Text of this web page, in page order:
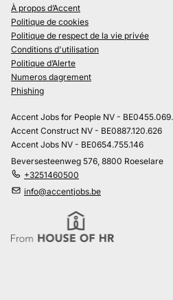
À propos d’Accent
Politique de cookies
Politique de respect de la vie privée
Conditions d'utilisation
Politique d’Alerte
Numeros dagrement
Phishing
Accent Jobs for People NV -
Accent Construct NV - BE0887.120.626
Accent Jobs NV - BE0654.755.146
Beversesteenweg 576, 8800 Roeselare
+3251460500
info@accentjobs.be